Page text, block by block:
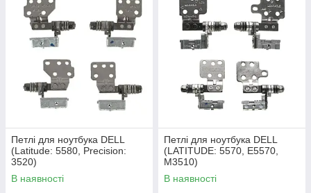
Петлі для ноутбука DELL
(Latitude: 5580, Precision:
3520)
В наявності
Петлі для ноутбука DELL
(LATITUDE: 5570, E5570,
M3510)
В наявності